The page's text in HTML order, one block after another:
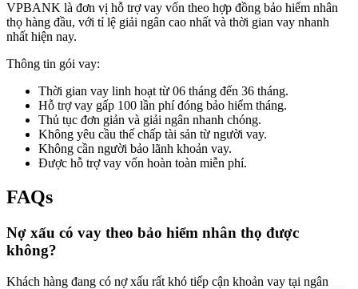
VPBANK là đơn vị hỗ trợ vay vốn theo hợp đồng bảo hiểm nhân
thọ hàng đầu, với tỉ lệ giải ngân cao nhất và thời gian vay nhanh
nhất hiện nay.
Thông tin gói vay:
Thời gian vay linh hoạt từ 06 tháng đến 36 tháng.
Hỗ trợ vay gấp 100 lần phí đóng bảo hiểm tháng.
Thủ tục đơn giản và giải ngân nhanh chóng.
Không yêu cầu thế chấp tài sản từ người vay.
Không cần người bảo lãnh khoản vay.
Được hỗ trợ vay vốn hoàn toàn miễn phí.
FAQs
Nợ xấu có vay theo bảo hiểm nhân thọ được
không?
Khách hàng đang có nợ xấu rất khó tiếp cận khoản vay tại ngân